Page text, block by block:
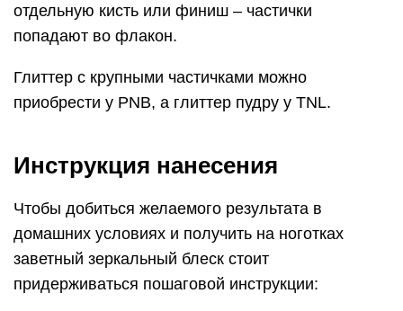
отдельную кисть или финиш – частички
попадают во флакон.
Глиттер с крупными частичками можно
приобрести у PNB, а глиттер пудру у TNL.
Инструкция нанесения
Чтобы добиться желаемого результата в
домашних условиях и получить на ноготках
заветный зеркальный блеск стоит
придерживаться пошаговой инструкции: